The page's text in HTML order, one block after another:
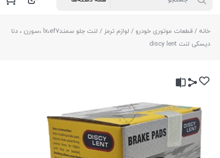
خانه / قطعات موتوری خودرو / لوازم ترمز
/ لنت جلو سمندlx،ef7 ،سورن ، دنا
دیسکی لنت discy lent